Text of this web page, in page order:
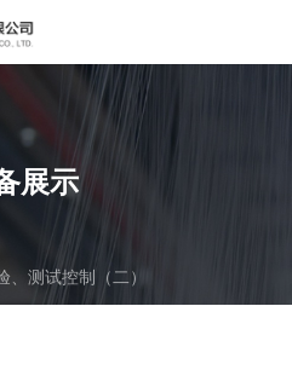
展示
、测试控制（二）